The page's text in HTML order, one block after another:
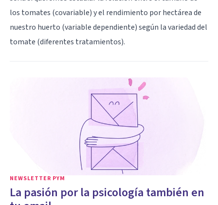
los tomates (covariable) y el rendimiento por hectárea de
nuestro huerto (variable dependiente) según la variedad del
tomate (diferentes tratamientos).
NEWSLETTER PYM
La pasión por la psicología también en